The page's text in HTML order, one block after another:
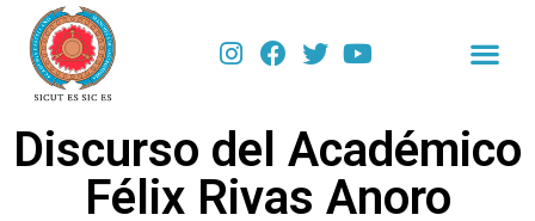
Discurso del Académico
Félix Rivas Anoro